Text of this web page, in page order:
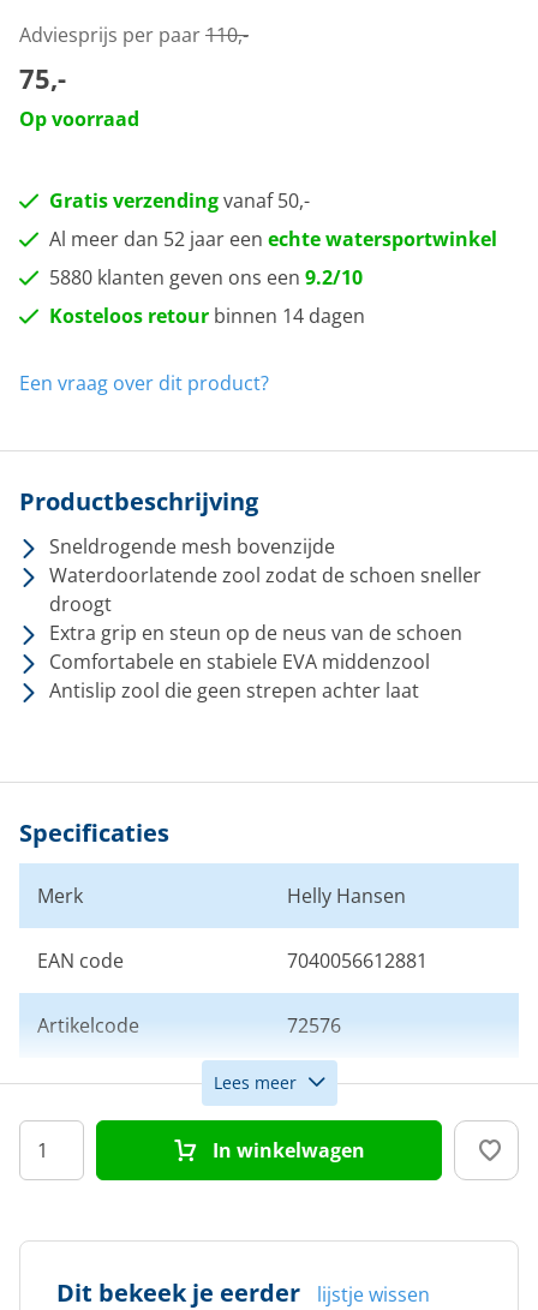
Adviesprijs per paar110,-
75,-
Op voorraad
Gratis verzendingvanaf 50,-
Al meer dan 52 jaar een echte watersportwinkel
5880 klanten geven ons een 9.2/10
Kosteloos retour binnen 14 dagen
Een vraag over dit product?
Productbeschrijving
Sneldrogende mesh bovenzijde
Waterdoorlatende zool zodat de schoen sneller
droogt
Extra grip en steun op de neus van de schoen
Comfortabele en stabiele EVA middenzool
Antislip zool die geen strepen achter laat
Specificaties
Merk Helly Hansen
EAN code 7040056612881
Artikelcode 72576
Kleur Wit
Doelgroep Dames
Lees meer
In winkelwagen
Dit bekeek je eerder lijstje wissen